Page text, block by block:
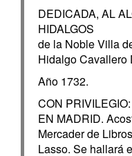
DEDICADA, AL
HIDALGOS
de la Noble Villa
Hidalgo Cavallero
Año 1732.
CON PRIVILEGIO:
EN MADRID.
Mercader de
Lasso. Se hallará